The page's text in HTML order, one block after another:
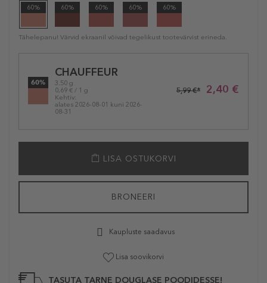
60% 60% 60% 60% 60%
Tähelepanu! Värvid ekraanil võivad tegelikust tootevärvist erineda.
variation
60%
CHAUFFEUR
3.50 g
0,69 € / 1 g
Kehtiv:
alates 2026-08-01 kuni 2026-
08-31
2,40 €
5,99 €*
LISA OSTUKORVI
BRONEERI
Kaupluste saadavus
Lisa soovikorvi
TASUTA TARNE DOUGLASE POODIDESSE!